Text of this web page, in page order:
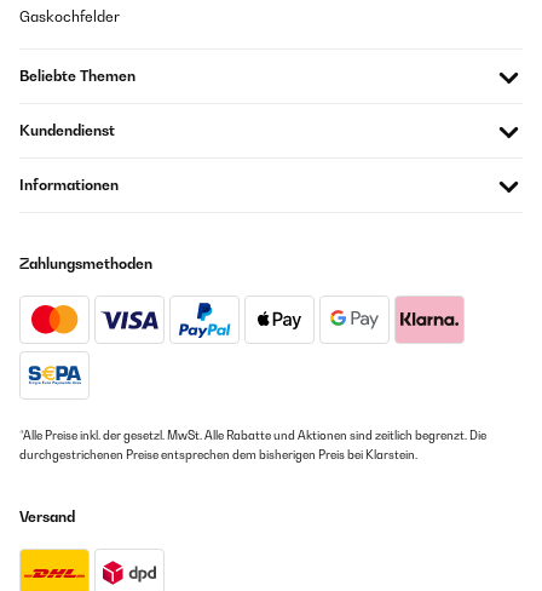
Gaskochfelder
Beliebte Themen
Kundendienst
Informationen
Zahlungsmethoden
*Alle Preise inkl. der gesetzl. MwSt. Alle Rabatte und Aktionen sind zeitlich begrenzt. Die
durchgestrichenen Preise entsprechen dem bisherigen Preis bei Klarstein.
Versand